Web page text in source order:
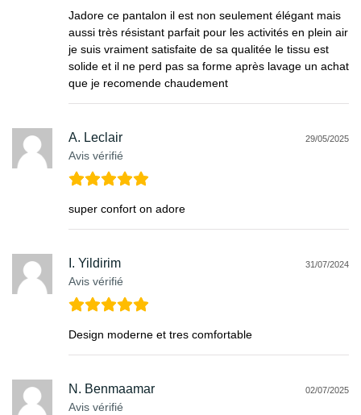
Jadore ce pantalon il est non seulement élégant mais
aussi très résistant parfait pour les activités en plein air
je suis vraiment satisfaite de sa qualitée le tissu est
solide et il ne perd pas sa forme après lavage un achat
que je recomende chaudement
A. Leclair
Avis vérifié
29/05/2025
super confort on adore
I. Yildirim
Avis vérifié
31/07/2024
Design moderne et tres comfortable
N. Benmaamar
Avis vérifié
02/07/2025